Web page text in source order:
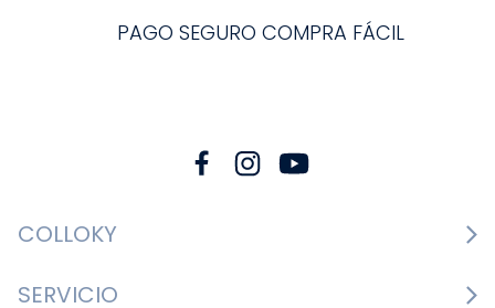
PAGO SEGURO COMPRA FÁCIL
COLLOKY
SERVICIO